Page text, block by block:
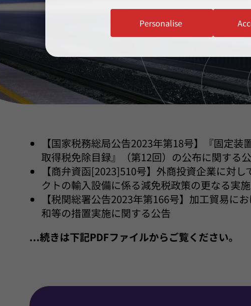
【国家税務総局公告2023年第18号】『固定
取得税免除目録』（第12回）の公布に関する
【商弁資函[2023]510号】外商投資企業に対
クトの輸入設備に係る減免税政策の更なる実
【税関総署公告2023年第166号】加工貿易に
和等の措置実施に関する公告
...続きは下記PDFファイルからご覧ください。
Personalise